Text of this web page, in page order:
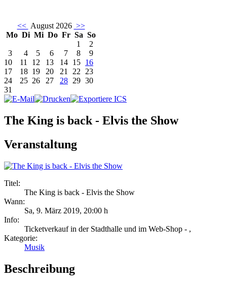
<< August 2026 >>
Mo Di Mi Do Fr Sa So
1
2
3
4 5 6 7 8
9
10
11 12 13 14 15 16
17
18 19 20 21 22 23
24
25 26 27 28 29 30
31
The King is back - Elvis the Show
Veranstaltung
Titel:
The King is back - Elvis the Show
Wann:
Sa, 9. März 2019, 20:00 h
Info:
Ticketverkauf in der Stadthalle und im Web-Shop - ,
Kategorie:
Musik
Beschreibung